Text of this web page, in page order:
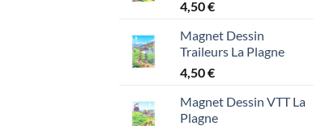
4,50€
Magnet Dessin
Traileurs La Plagne
4,50€
Magnet Dessin VTT La
Plagne